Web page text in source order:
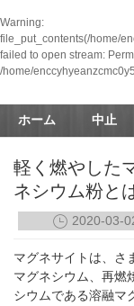
Warning:
file_put_contents(/home/
failed to open stream:
/home/
ホーム 中止
軽く燃やした
ネシウム粉と
2020-03-
マグネサイトは、さ
マグネシウム、再燃
シウムである溶融マ